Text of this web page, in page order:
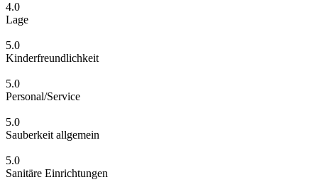
4.0
Lage
5.0
Kinderfreundlichkeit
5.0
Personal/Service
5.0
Sauberkeit allgemein
5.0
Sanitäre Einrichtungen